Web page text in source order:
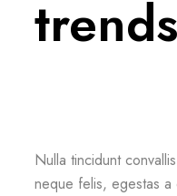
trends
Nulla tincidunt
neque felis, egestas a